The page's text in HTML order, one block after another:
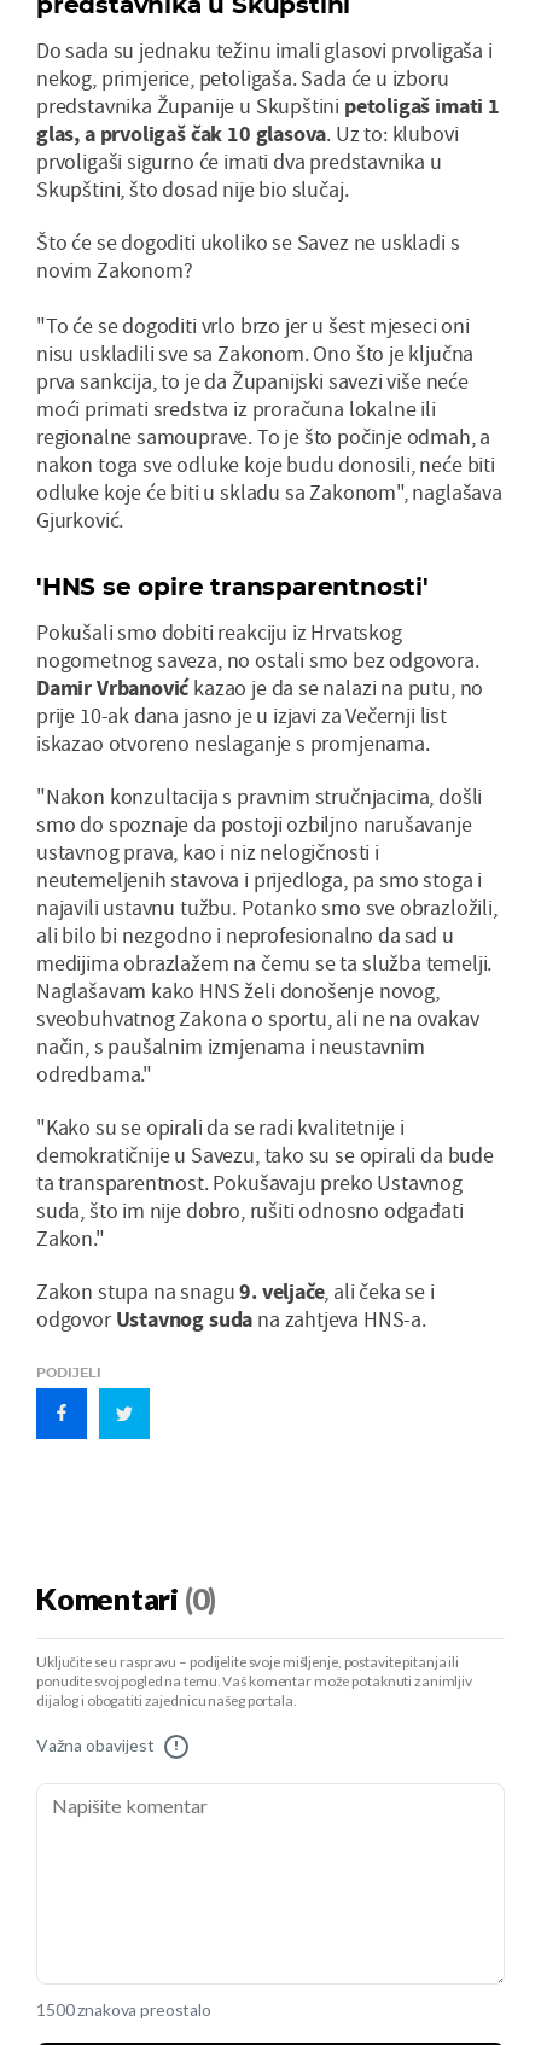
Do sada su jednaku težinu imali glasovi prvoligaša i
nekog, primjerice, petoligaša. Sada će u izboru
predstavnika Županije u Skupštini petoligaš imati 1
glas, a prvoligaš čak 10 glasova. Uz to: klubovi
prvoligaši sigurno će imati dva predstavnika u
Skupštini, što dosad nije bio slučaj.
Što će se dogoditi ukoliko se Savez ne uskladi s
novim Zakonom?
"To će se dogoditi vrlo brzo jer u šest mjeseci oni
nisu uskladili sve sa Zakonom. Ono što je ključna
prva sankcija, to je da Županijski savezi više neće
moći primati sredstva iz proračuna lokalne ili
regionalne samouprave. To je što počinje odmah, a
nakon toga sve odluke koje budu donosili, neće biti
odluke koje će biti u skladu sa Zakonom", naglašava
Gjurković.
'HNS se opire transparentnosti'
Pokušali smo dobiti reakciju iz Hrvatskog
nogometnog saveza, no ostali smo bez odgovora.
Damir Vrbanovićkazao je da se nalazi na putu, no
prije 10-ak dana jasno je u izjavi za Večernji list
iskazao otvoreno neslaganje s promjenama.
"Nakon konzultacija s pravnim stručnjacima, došli
smo do spoznaje da postoji ozbiljno narušavanje
ustavnog prava, kao i niz nelogičnosti i
neutemeljenih stavova i prijedloga, pa smo stoga i
najavili ustavnu tužbu. Potanko smo sve obrazložili,
ali bilo bi nezgodno i neprofesionalno da sad u
medijima obrazlažem na čemu se ta služba temelji.
Naglašavam kako HNS želi donošenje novog,
sveobuhvatnog Zakona o sportu, ali ne na ovakav
način, s paušalnim izmjenama i neustavnim
odredbama."
"Kako su se opirali da se radi kvalitetnije i
demokratičnije u Savezu, tako su se opirali da bude
ta transparentnost. Pokušavaju preko Ustavnog
suda, što im nije dobro, rušiti odnosno odgađati
Zakon."
Zakon stupa na snagu9. veljače, ali čeka se i
odgovorUstavnog suda na zahtjeva HNS-a.
PODIJELI
Komentari (0)
Uključite se u raspravu – podijelite svoje mišljenje, postavite pitanja ili
ponudite svoj pogled na temu. Vaš komentar može potaknuti zanimljiv
dijalog i obogatiti zajednicu našeg portala.
Važna obavijest !
1500 znakova preostalo